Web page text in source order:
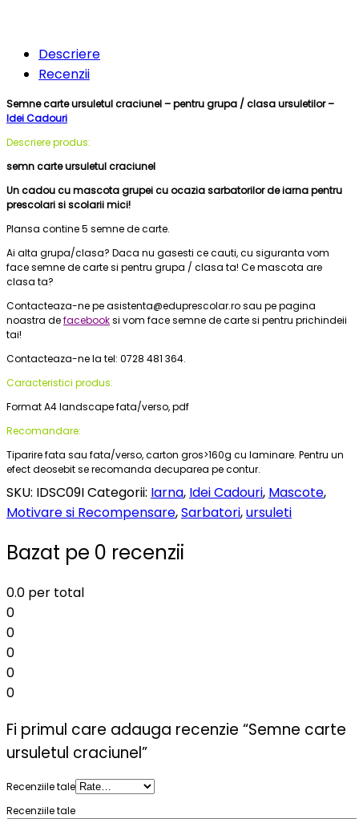
Descriere
Recenzii
Semne carte ursuletul craciunel – pentru grupa / clasa ursuletilor –
Idei Cadouri
Descriere produs:
semn carte ursuletul craciunel
Un cadou cu mascota grupei cu ocazia sarbatorilor de iarna pentru
prescolari si scolarii mici!
Plansa contine 5 semne de carte.
Ai alta grupa/clasa? Daca nu gasesti ce cauti, cu siguranta vom
face semne de carte si pentru grupa / clasa ta! Ce mascota are
clasa ta?
Contacteaza-ne pe asistenta@eduprescolar.ro sau pe pagina
noastra defacebooksi vom face semne de carte si pentru prichindeii
tai!
Contacteaza-ne la tel: 0728 481 364.
Caracteristici produs:
Format A4 landscape fata/verso, pdf
Recomandare:
Tiparire fata sau fata/verso, carton gros>160g cu laminare. Pentru un
efect deosebit se recomanda decuparea pe contur.
SKU: IDSC09ICategorii: Iarna, Idei Cadouri, Mascote,
Motivare si Recompensare,Sarbatori,ursuleti
Bazat pe 0 recenzii
0.0 per total
0
0
0
0
0
Fi primul care adauga recenzie “Semne carte
ursuletul craciunel”
Recenziile tale
Recenziile tale